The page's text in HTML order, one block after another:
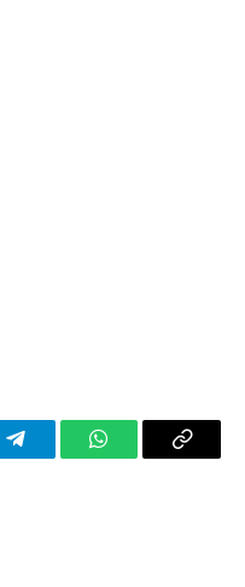
TelegramWhatsAppCopy